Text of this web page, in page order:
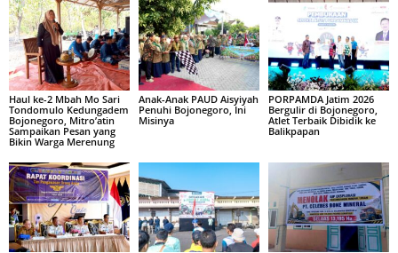
Haul ke-2 Mbah Mo Sari
Tondomulo Kedungadem
Bojonegoro, Mitro’atin
Sampaikan Pesan yang
Bikin Warga Merenung
Anak-Anak PAUD Aisyiyah
Penuhi Bojonegoro, Ini
Misinya
PORPAMDA Jatim 2026
Bergulir di Bojonegoro,
Atlet Terbaik Dibidik ke
Balikpapan